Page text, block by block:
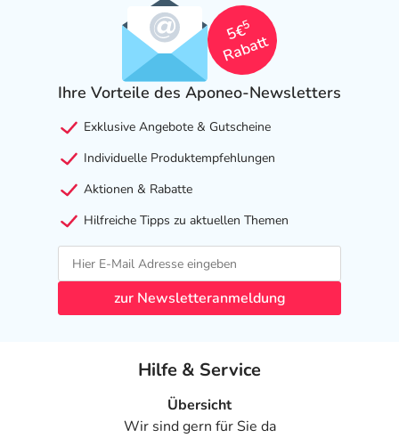
5€
5
Rabatt
Ihre Vorteile des Aponeo-Newsletters
Exklusive Angebote & Gutscheine
Individuelle Produktempfehlungen
Aktionen & Rabatte
Hilfreiche Tipps zu aktuellen Themen
zur Newsletteranmeldung
Hilfe & Service
Übersicht
Wir sind gern für Sie da